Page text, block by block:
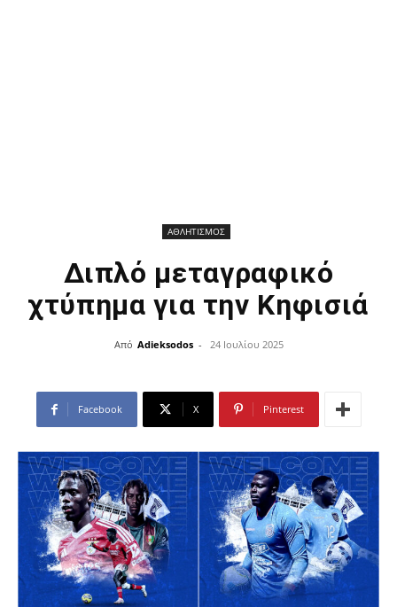
ΑΘΛΗΤΙΣΜΟΣ
Διπλό μεταγραφικό
χτύπημα για την Κηφισιά
Από Adieksodos - 24 Ιουλίου 2025
Facebook X Pinterest